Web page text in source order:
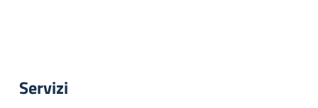
Servizi